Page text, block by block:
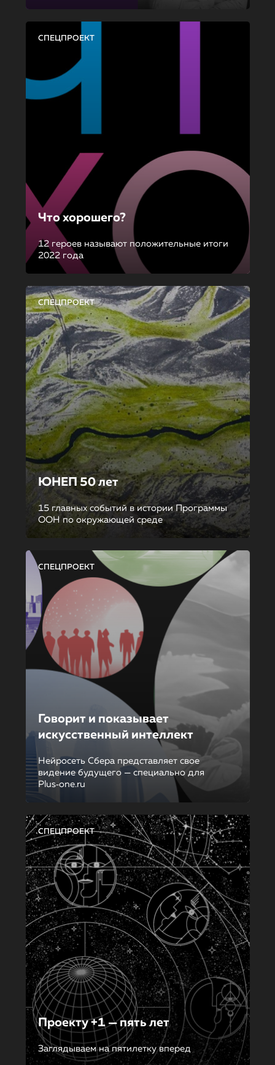
СПЕЦПРОЕКТ
Что хорошего?
12 героев называют положительные итоги
2022 года
СПЕЦПРОЕКТ
ЮНЕП 50 лет
15 главных событий в истории Программы
ООН по окружающей среде
СПЕЦПРОЕКТ
Говорит и показывает
искусственный интеллект
Нейросеть Сбера представляет свое
видение будущего — специально для
Plus‑one.ru
СПЕЦПРОЕКТ
Проекту +1 — пять лет
Заглядываем на пятилетку вперед